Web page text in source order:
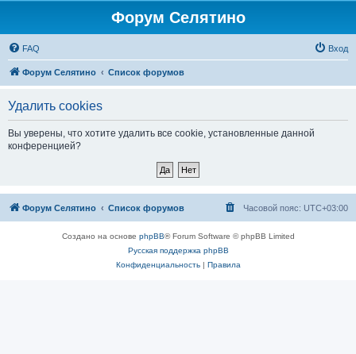
Форум Селятино
FAQ Вход
Форум Селятино Список форумов
Удалить cookies
Вы уверены, что хотите удалить все cookie, установленные данной
конференцией?
Форум Селятино Список форумов Часовой пояс: UTC+03:00
Создано на основе phpBB® Forum Software © phpBB Limited
Русская поддержка phpBB
Конфиденциальность| Правила